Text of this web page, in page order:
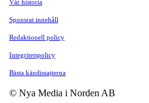
Vår historia
Sponsrat innehåll
Redaktionell policy
Integritetspolicy
Bästa kändissajterna
© Nya Media i Norden AB